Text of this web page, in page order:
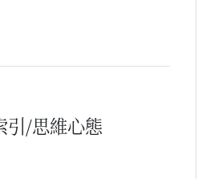
引/思維心態